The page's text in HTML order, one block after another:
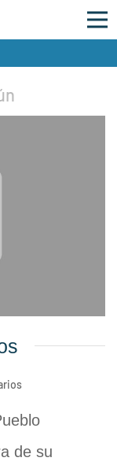
de su